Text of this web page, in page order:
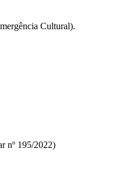
Cultural).
nº 195/2022)